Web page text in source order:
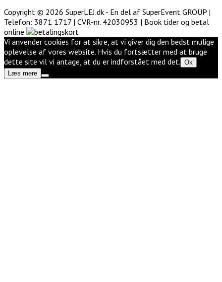
Copyright © 2026 SuperLEJ.dk - En del af SuperEvent GROUP |
Telefon: 3871 1717 | CVR-nr. 42030953 | Book tider og betal
online
Vi anvender cookies for at sikre, at vi giver dig den bedst mulige
oplevelse af vores website. Hvis du fortsætter med at bruge
dette site vil vi antage, at du er indforstået med det. Ok
Læs mere